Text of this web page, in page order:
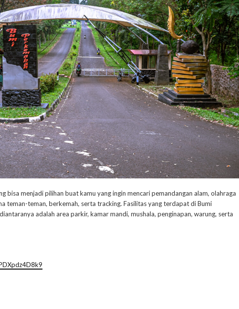
bisa menjadi pilihan buat kamu yang ingin mencari pemandangan alam, olahraga
teman-teman, berkemah, serta tracking. Fasilitas yang terdapat di Bumi
adalah area parkir, kamar mandi, mushala, penginapan, warung, serta